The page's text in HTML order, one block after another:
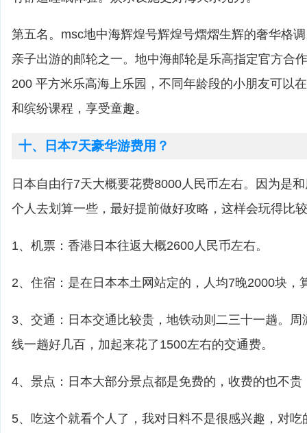
第五名。msc地中海辉煌号辉煌号熠熠生辉的奢华格
亲子出游的邮轮之一。地中海邮轮是乐高指定官方合
200 平方米乐高海上乐园，不同年龄段的小朋友可以
和缤纷课程，享受童趣。
十、日本7天豪华游费用？
日本自由行7天大概要花费8000人民币左右。因为是
个人去划算一些，最好提前做好攻略，这样会玩得比
1、机票：香港日本往返大概2600人民币左右。
2、住宿：是在日本本土网站定的，人均7晚2000块，
3、交通：日本交通比较贵，地铁动则二三十一趟。
线一趟好几百，加起来花了1500左右的交通费。
4、景点：日本大部分景点都是免费的，收费的也不贵
5、吃这个就看个人了，我对日料不是很感兴趣，对